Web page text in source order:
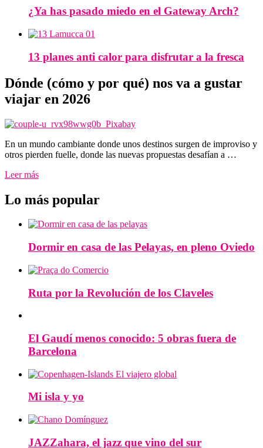
¿Ya has pasado miedo en el Gateway Arch?
13 planes anti calor para disfrutar a la fresca
Dónde (cómo y por qué) nos va a gustar
viajar en 2026
En un mundo cambiante donde unos destinos surgen de improviso y
otros pierden fuelle, donde las nuevas propuestas desafían a …
Leer más
Lo más popular
Dormir en casa de las Pelayas, en pleno Oviedo
Ruta por la Revolución de los Claveles
El Gaudí menos conocido: 5 obras fuera de
Barcelona
Mi isla y yo
JAZZahara, el jazz que vino del sur